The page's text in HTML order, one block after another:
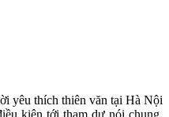
yêu thích thiên văn tại Hà Nội
kiện tới tham dự nói chung.